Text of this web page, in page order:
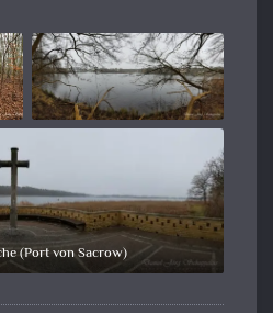
(Port von Sacrow)